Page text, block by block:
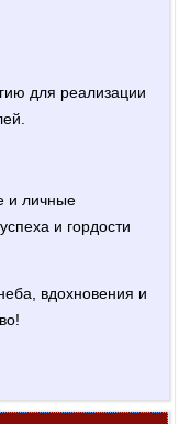
для реализации
и личные
и гордости
вдохновения и